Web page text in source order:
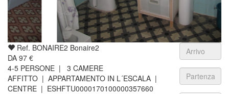
Ref. BONAIRE2 Bonaire2
DA 97 €
4-5 PERSONE | 3 CAMERE
AFFITTO | APPARTAMENTO IN L´ESCALA |
CENTRE | ESHFTU0000170100000357660